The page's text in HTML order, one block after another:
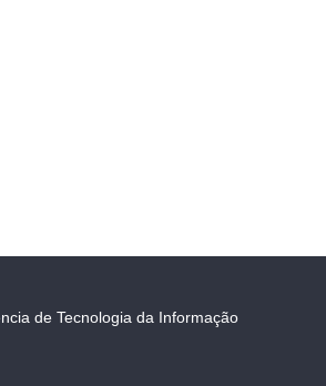
de Tecnologia da Informação